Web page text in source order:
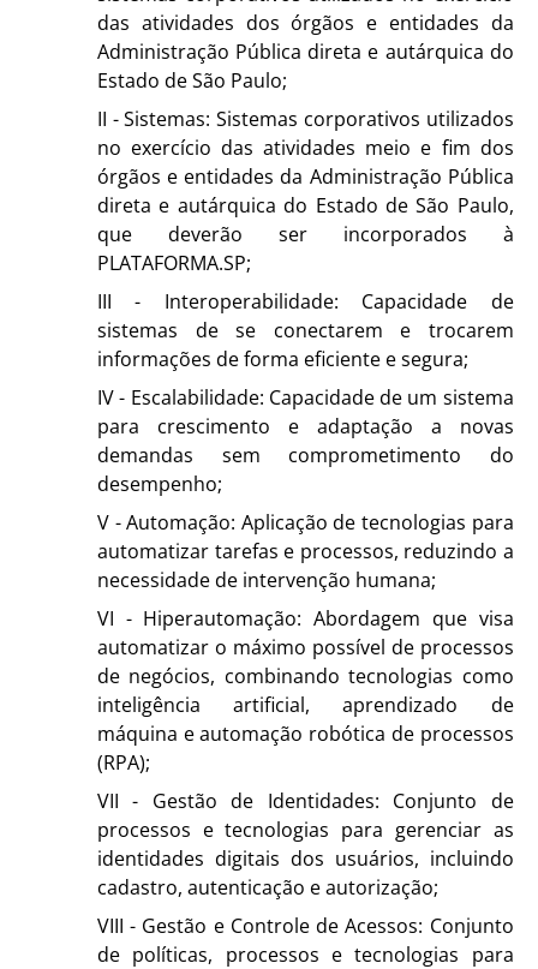
das atividades dos órgãos e entidades da
Administração Pública direta e autárquica do
Estado de São Paulo;
II - Sistemas: Sistemas corporativos utilizados
no exercício das atividades meio e fim dos
órgãos e entidades da Administração Pública
direta e autárquica do Estado de São Paulo,
que deverão ser incorporados à
PLATAFORMA.SP;
III - Interoperabilidade: Capacidade de
sistemas de se conectarem e trocarem
informações de forma eficiente e segura;
IV - Escalabilidade: Capacidade de um sistema
para crescimento e adaptação a novas
demandas sem comprometimento do
desempenho;
V - Automação: Aplicação de tecnologias para
automatizar tarefas e processos, reduzindo a
necessidade de intervenção humana;
VI - Hiperautomação: Abordagem que visa
automatizar o máximo possível de processos
de negócios, combinando tecnologias como
inteligência artificial, aprendizado de
máquina e automação robótica de processos
(RPA);
VII - Gestão de Identidades: Conjunto de
processos e tecnologias para gerenciar as
identidades digitais dos usuários, incluindo
cadastro, autenticação e autorização;
VIII - Gestão e Controle de Acessos: Conjunto
de políticas, processos e tecnologias para